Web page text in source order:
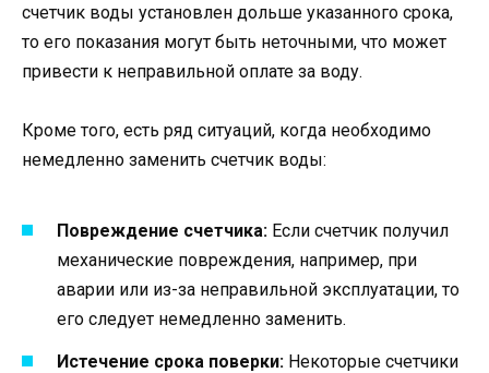
счетчик воды установлен дольше указанного срока,
то его показания могут быть неточными, что может
привести к неправильной оплате за воду.
Кроме того, есть ряд ситуаций, когда необходимо
немедленно заменить счетчик воды:
Повреждение счетчика: Если счетчик получил
механические повреждения, например, при
аварии или из-за неправильной эксплуатации, то
его следует немедленно заменить.
Истечение срока поверки: Некоторые счетчики